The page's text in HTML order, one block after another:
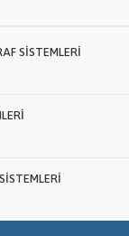
SİSTEMLERİ